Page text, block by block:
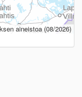
aineistoa (08/2026)